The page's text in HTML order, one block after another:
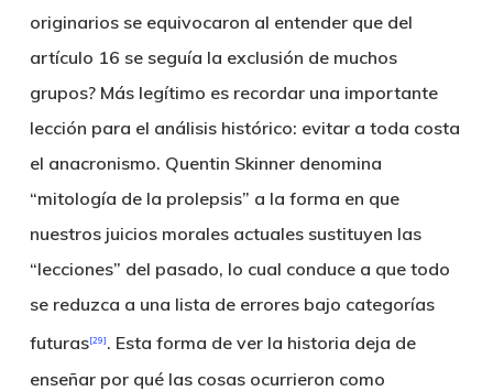
originarios se equivocaron al entender que del
artículo 16 se seguía la exclusión de muchos
grupos? Más legítimo es recordar una importante
lección para el análisis histórico: evitar a toda costa
el anacronismo. Quentin Skinner denomina
“mitología de la prolepsis” a la forma en que
nuestros juicios morales actuales sustituyen las
“lecciones” del pasado, lo cual conduce a que todo
se reduzca a una lista de errores bajo categorías
futuras[29] . Esta forma de ver la historia deja de
enseñar por qué las cosas ocurrieron como